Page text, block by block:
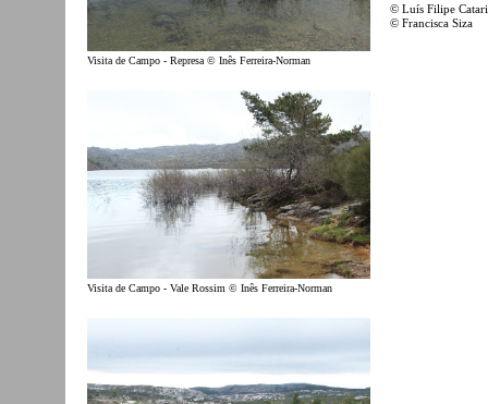
Visita de Campo - Represa © Inês Ferreira-Norman
Visita de Campo - Vale Rossim © Inês Ferreira-Norman
© Luís Filipe
© Francisca Siza